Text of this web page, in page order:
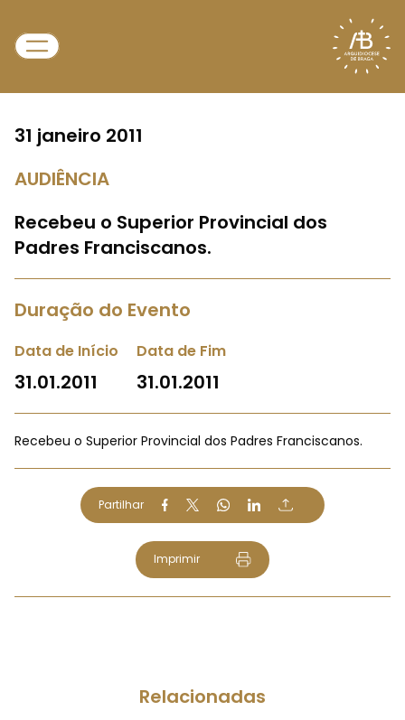
31 janeiro 2011
AUDIÊNCIA
Recebeu o Superior Provincial dos
Padres Franciscanos.
Duração do Evento
Data de Início
31.01.2011
Data de Fim
31.01.2011
Recebeu o Superior Provincial dos Padres Franciscanos.
Partilhar
Imprimir
Relacionadas